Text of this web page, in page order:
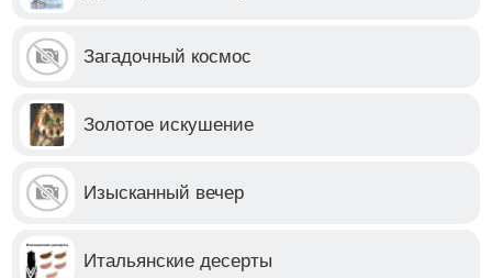
Загадочный космос
Золотое искушение
Изысканный вечер
Итальянские десерты